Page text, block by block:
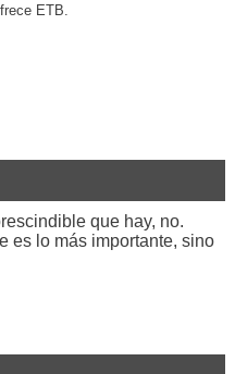
ETB.
que hay, no.
es lo más importante, sino